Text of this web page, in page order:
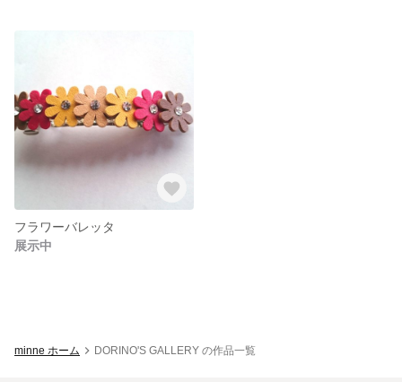
フラワーバレッタ
展示中
minne ホーム DORINO'S GALLERY の作品一覧